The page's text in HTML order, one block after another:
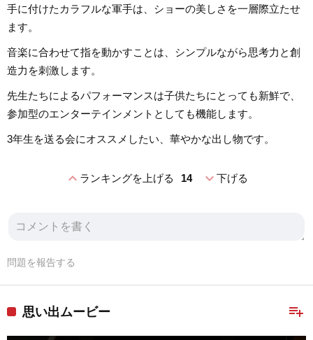
手に付けたカラフルな軍手は、ショーの美しさを一層際立たせ
ます。
音楽に合わせて指を動かすことは、シンプルながら思考力と創
造力を刺激します。
先生たちによるパフォーマンスは子供たちにとっても新鮮で、
参加型のエンターテインメントとしても機能します。
3年生を送る会にオススメしたい、華やかな出し物です。
expand_lessランキングを上げる 14 expand_more下げる
問題を報告する
playlist_add
思い出ムービー